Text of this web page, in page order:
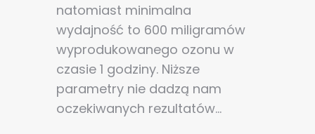
natomiast minimalna
wydajność to 600 miligramów
wyprodukowanego ozonu w
czasie 1 godziny. Niższe
parametry nie dadzą nam
oczekiwanych rezultatów...